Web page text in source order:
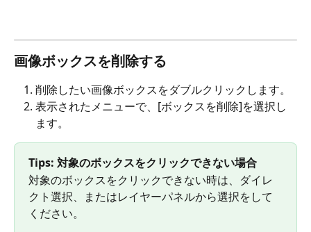
画像ボックスを削除する
削除したい画像ボックスをダブルクリックします。
表示されたメニューで、[ボックスを削除]を選択し
ます。
Tips: 対象のボックスをクリックできない場合
対象のボックスをクリックできない時は、ダイレ
クト選択、またはレイヤーパネルから選択をして
ください。